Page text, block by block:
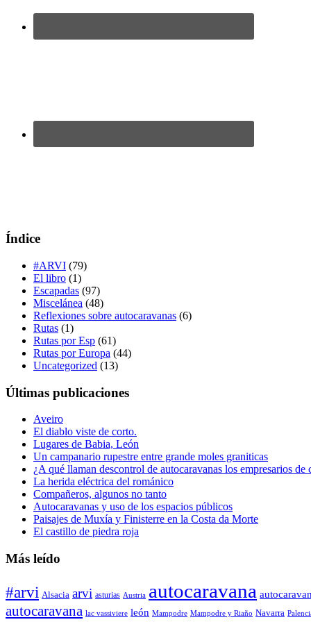
Índice
#ARVI (79)
El libro (1)
Escapadas (97)
Miscelánea (48)
Reflexiones sobre autocaravanas (6)
Rutas (1)
Rutas por Esp (61)
Rutas por Europa (44)
Uncategorized (13)
Últimas publicaciones
Aveiro
El diablo viste de corto.
Lugares de Babia, León
Un campanario rupestre entre grande moles graniticas
¿A qué llaman descontrol de autocaravanas los empresarios de
La herida eléctrica del románico
Compañeros, algunos no tanto
Autocaravanas y uso de los espacios públicos
Paisajes de Muxía y Finisterre en la Costa da Morte
El castillo de piedra roja
Más leído
#arvi Alsacia arvi asturias Austria autocaravana
autocaravana lac vassiviere león Mampodre Mampodre y Riaño Navarra